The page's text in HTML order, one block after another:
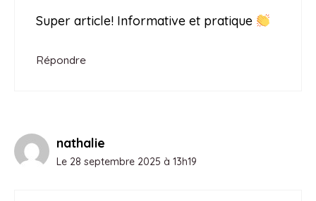
Super article! Informative et pratique
Répondre
nathalie
Le 28 septembre 2025 à 13h19